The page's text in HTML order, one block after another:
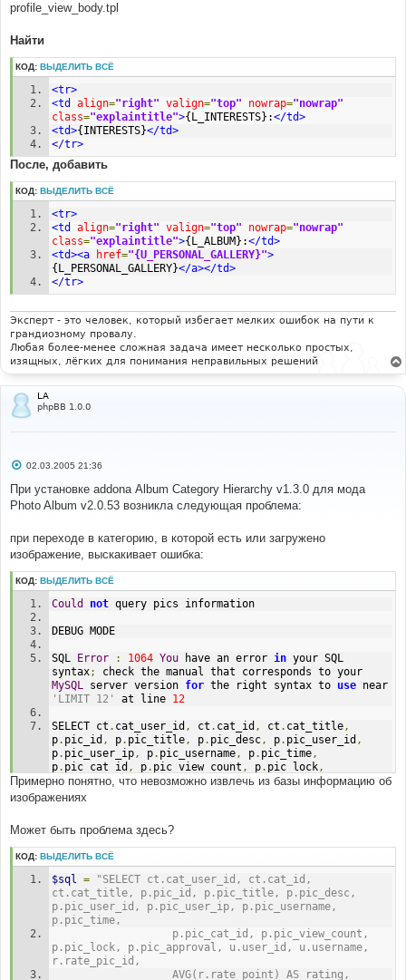
profile_view_body.tpl
Найти
КОД: ВЫДЕЛИТЬ ВСЁ
<tr>
<td
align="right" valign="top" nowrap="nowrap"
class="explaintitle">{L_INTERESTS}:</td>
<td>{INTERESTS}</td>
</tr>
После, добавить
КОД: ВЫДЕЛИТЬ ВСЁ
<tr>
<td
align="right" valign="top" nowrap="nowrap"
class="explaintitle">{L_ALBUM}:</td>
<td><a
href="{U_PERSONAL_GALLERY}">
{L_PERSONAL_GALLERY}</a></td>
</tr>
Эксперт - это человек, который избегает мелких ошибок на пути к
грандиозному провалу.
Любая более-менее сложная задача имеет несколько простых,
изящных, лёгких для понимания неправильных решений
LA
phpBB 1.0.0
С
о
б
щ
и
е
02.03.2005 21:36
При установке addonа Album Category Hierarchy v1.3.0 для мода
Photo Album v2.0.53 возникла следующая проблема:
при переходе в категорию, в которой есть или загружено
изображение, выскакивает ошибка:
КОД: ВЫДЕЛИТЬ ВСЁ
Could not query pics information
DEBUG MODE
SQL Error : 1064 You have an error in your SQL
syntax;
MySQL
server version for the right syntax to use
'LIMIT 12'
at line 12
SELECT ct . cat_user_id , ct . cat_id , ct . cat_title ,
p. pic_id , p. pic_title , p. pic_desc , p. pic_user_id ,
p. pic_user_ip , p. pic_username , p. pic_time ,
p. pic_cat_id , p. pic_view_count , p. pic_lock ,
p. pic_approval , u.user_id , u.username, r.rate_pic_id,
AVG(r.
phpbb_users AS u ON p
JOIN phpbb_album_rate AS r ON p.pic_id =
r.rate_pic_id LEFT JOIN phpbb_album_comment AS c ON
p.pic_id = c.comment_pic_id LEFT JOIN phpbb_album_cat
AS ct ON p. pic_cat_id = ct.cat_id WHERE p . pic_cat_id
IN ( 5 ) AND p . pic_approval = 1 GROUP BY p.pic_id ORDER
BY LIMIT 12
Line
999
File : .../ phpBB /album_mod album_hierarchy_sql
Примерно понятно, что невозможно извлечь из базы информацию об
изображениях
Может быть проблема здесь?
КОД: ВЫДЕЛИТЬ ВСЁ
$sql =
"SELECT ct.cat_user_id, ct.cat_id,
ct.cat_title, p.pic_id, p.pic_title, p.pic_desc,
p.pic_user_id, p.pic_user_ip, p.pic_username,
p.pic_time,
p.pic_lock, p.pic_approval, u.user_id, u.username,
r.rate_pic_id,